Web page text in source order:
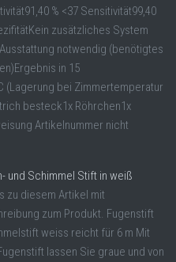
% <37 Sensitivität99,40
zusätzliches System
notwendig (benötigtes
in 15
(Lagerung bei Zimmertemperatur
besteck1x Röhrchen1x
Artikelnummer nicht
und Schimmel Stift in weiß
zu diesem Artikel mit
zum Produkt. Fugenstift
weiss reicht für 6 m Mit
lassen Sie graue und von